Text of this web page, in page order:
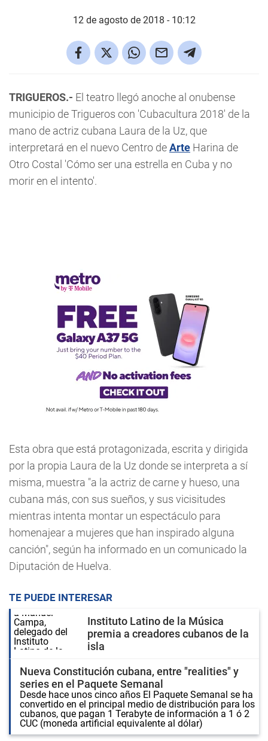
12 de agosto de 2018 - 10:12
TRIGUEROS.- El teatro llegó anoche al onubense
municipio de Trigueros con 'Cubacultura 2018' de la
mano de actriz cubana Laura de la Uz, que
interpretará en el nuevo Centro deArte Harina de
Otro Costal 'Cómo ser una estrella en Cuba y no
morir en el intento'.
Esta obra que está protagonizada, escrita y dirigida
por la propia Laura de la Uz donde se interpreta a sí
misma, muestra "a la actriz de carne y hueso, una
cubana más, con sus sueños, y sus vicisitudes
mientras intenta montar un espectáculo para
homenajear a mujeres que han inspirado alguna
canción", según ha informado en un comunicado la
Diputación de Huelva.
TE PUEDE INTERESAR
Instituto Latino de la Música
premia a creadores cubanos de la
isla
Nueva Constitución cubana, entre "realities" y
series en el Paquete Semanal
Desde hace unos cinco años El Paquete Semanal se ha
convertido en el principal medio de distribución para los
cubanos, que pagan 1 Terabyte de información a 1 ó 2
CUC (moneda artificial equivalente al dólar)